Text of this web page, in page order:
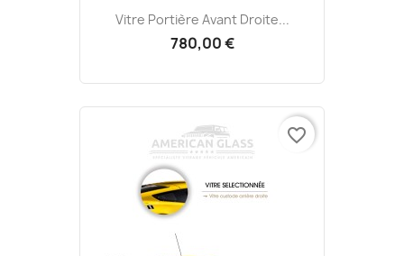
Vitre Portière Avant Droite...
780,00 €
favorite_border